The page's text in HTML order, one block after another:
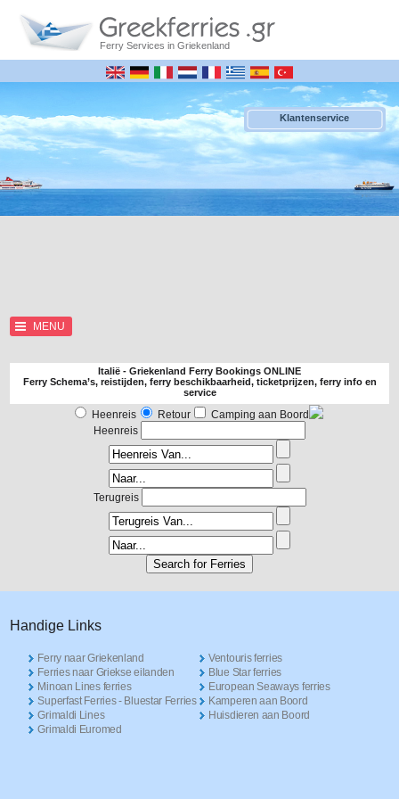
Ferry Services in Griekenland
Klantenservice
MENU
Italië - Griekenland Ferry Bookings ONLINE
Ferry Schema’s, reistijden, ferry beschikbaarheid, ticketprijzen, ferry info en
service
Heenreis Retour
Camping aan Boord
Heenreis
Terugreis
Handige Links
Ferry naar Griekenland
Ferries naar Griekse eilanden
Minoan Lines ferries
Superfast Ferries - Bluestar Ferries
Grimaldi Lines
Grimaldi Euromed
Ventouris ferries
Blue Star ferries
European Seaways ferries
Kamperen aan Boord
Huisdieren aan Boord